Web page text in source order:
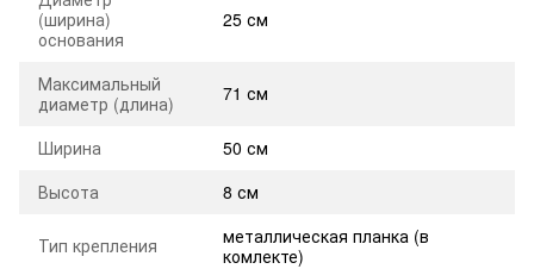
(ширина)
основания
25 см
Максимальный
диаметр (длина)
71 см
Ширина
50 см
Высота
8 см
Тип крепления
металлическая планка (в
комлекте)